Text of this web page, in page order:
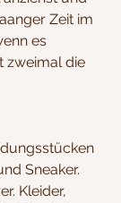
Zeit im
es
zweimal die
Sneaker.
Kleider,